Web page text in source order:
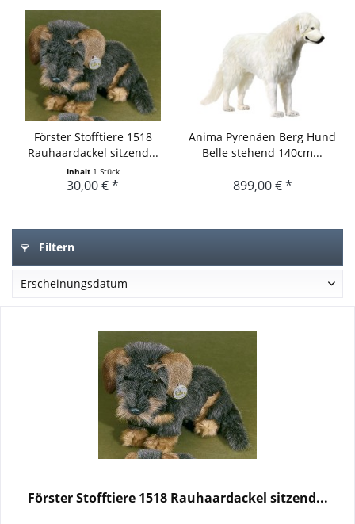
Förster Stofftiere 1518
Rauhaardackel sitzend...
Inhalt 1 Stück
30,00 € *
Anima Pyrenäen Berg Hund
Belle stehend 140cm...
899,00 € *
Filtern
Förster Stofftiere 1518 Rauhaardackel sitzend...